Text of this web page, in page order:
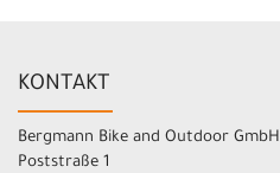
KONTAKT
Bergmann Bike and Outdoor GmbH
Poststraße 1